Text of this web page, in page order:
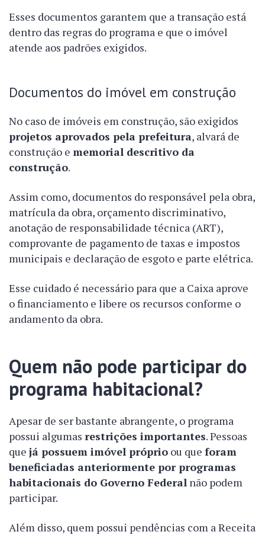
Esses documentos garantem que a transação está
dentro das regras do programa e que o imóvel
atende aos padrões exigidos.
Documentos do imóvel em construção
No caso de imóveis em construção, são exigidos
projetos aprovados pela prefeitura, alvará de
construção e memorial descritivo da
construção.
Assim como, documentos do responsável pela obra,
matrícula da obra, orçamento discriminativo,
anotação de responsabilidade técnica (ART),
comprovante de pagamento de taxas e impostos
municipais e declaração de esgoto e parte elétrica.
Esse cuidado é necessário para que a Caixa aprove
o financiamento e libere os recursos conforme o
andamento da obra.
Quem não pode participar do
programa habitacional?
Apesar de ser bastante abrangente, o programa
possui algumas restrições importantes. Pessoas
que já possuem imóvel próprio ou que foram
beneficiadas anteriormente por programas
habitacionais do Governo Federal não podem
participar.
Além disso, quem possui pendências com a Receita